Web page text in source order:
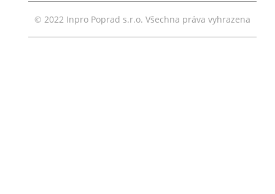
© 2022 Inpro Poprad s.r.o. Všechna práva vyhrazena